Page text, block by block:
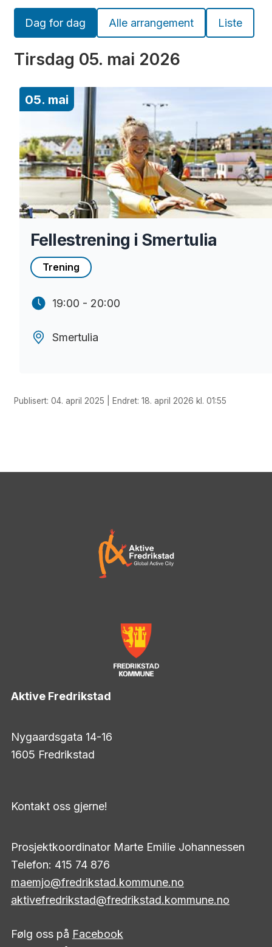
Dag for dag Alle arrangement Liste
Tirsdag 05. mai 2026
05. mai
Fellestrening i Smertulia
Trening
19:00 - 20:00
Smertulia
Publisert: 04. april 2025 | Endret: 18. april 2026 kl. 01:55
Aktive Fredrikstad
Nygaardsgata 14-16
1605 Fredrikstad
Kontakt oss gjerne!
Prosjektkoordinator Marte Emilie Johannessen
Telefon: 415 74 876
maemjo@fredrikstad.kommune.no
aktivefredrikstad@fredrikstad.kommune.no
Følg oss på Facebook